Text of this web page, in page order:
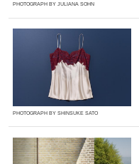
PHOTOGRAPH BY JULIANA SOHN
PHOTOGRAPH BY SHINSUKE SATO